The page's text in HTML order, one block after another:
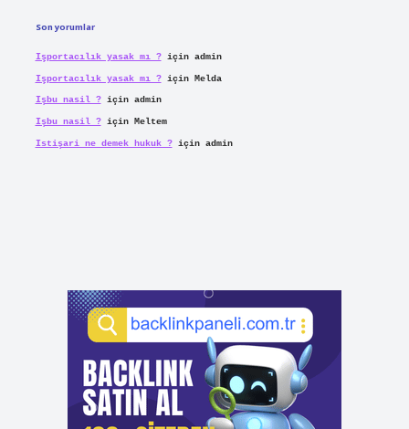
Son yorumlar
Işportacılık yasak mı ?için admin
Işportacılık yasak mı ?için Melda
Işbu nasil ?için admin
Işbu nasil ?için Meltem
Istişari ne demek hukuk ?için admin